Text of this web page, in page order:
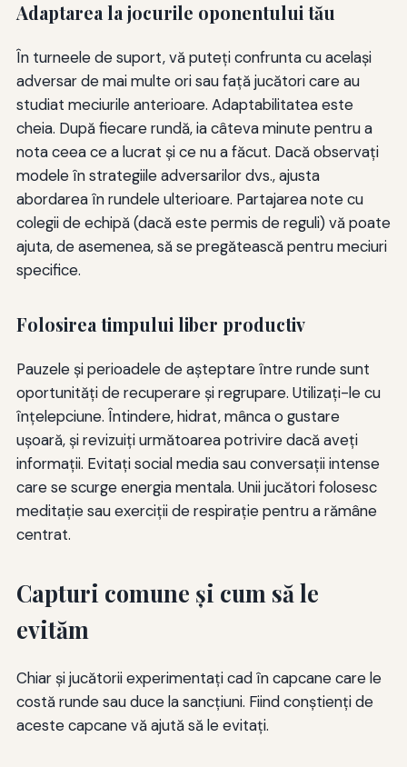
Adaptarea la jocurile oponentului tău
În turneele de suport, vă puteți confrunta cu același
adversar de mai multe ori sau față jucători care au
studiat meciurile anterioare. Adaptabilitatea este
cheia. După fiecare rundă, ia câteva minute pentru a
nota ceea ce a lucrat și ce nu a făcut. Dacă observați
modele în strategiile adversarilor dvs., ajusta
abordarea în rundele ulterioare. Partajarea note cu
colegii de echipă (dacă este permis de reguli) vă poate
ajuta, de asemenea, să se pregătească pentru meciuri
specifice.
Folosirea timpului liber productiv
Pauzele şi perioadele de aşteptare între runde sunt
oportunităţi de recuperare şi regrupare. Utilizaţi-le cu
înţelepciune. Întindere, hidrat, mânca o gustare
uşoară, şi revizuiţi următoarea potrivire dacă aveţi
informaţii. Evitaţi social media sau conversaţii intense
care se scurge energia mentala. Unii jucători folosesc
meditaţie sau exerciţii de respiraţie pentru a rămâne
centrat.
Capturi comune şi cum să le
evităm
Chiar și jucătorii experimentați cad în capcane care le
costă runde sau duce la sancțiuni. Fiind conștienți de
aceste capcane vă ajută să le evitați.